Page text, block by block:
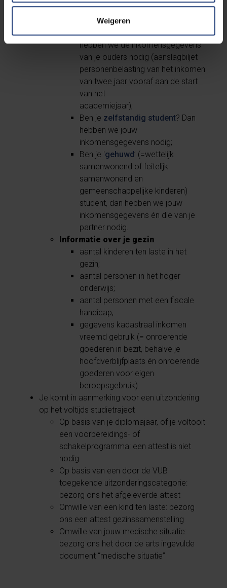
Weigeren
studietoelagehebt ontvangen:
Inkomensgegevens
Ben je student ten laste? Dan
hebben we de inkomensgegevens
van je ouders nodig (aanslagbiljet
personenbelasting van het inkomen
van twee jaar vooraf aan de start
van het
academiejaar);
Ben je zelfstandig student? Dan
hebben we jouw
inkomensgegevens nodig;
Ben je 'gehuwd’ (=wettelijk
samenwonend of feitelijk
samenwonend en
gemeenschappelijke kinderen)
student, dan hebben we jouw
inkomensgegevens én die van je
partner nodig.
Informatie over je gezin:
aantal kinderen ten laste in het
gezin;
aantal personen in het hoger
onderwijs;
aantal personen met een fiscale
handicap;
gegevens kadastraal inkomen
vreemd gebruik (= onroerende
goederen in bezit, behalve je
hoofdverblijfplaats én onroerende
goederen voor eigen
beroepsgebruik).
Je komt in aanmerking voor een uitzondering
op het voltijds studietraject
Op basis van je diplomajaar, of je voltooit
een voorbereidings- of
schakelprogramma: een attest is niet
nodig
Op basis van een door de VUB
toegekende uitzonderingscategorie:
bezorg ons het afgeleverde attest
Omwille van een kind ten laste: bezorg
ons een attest gezinssamenstelling
Omwille van jouw medische situatie:
bezorg ons het door de arts ingevulde
document “medische situatie”